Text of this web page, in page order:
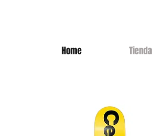
Home Tienda